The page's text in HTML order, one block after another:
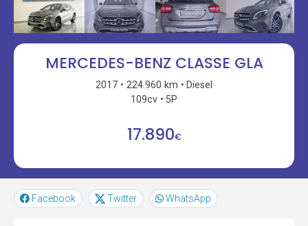
MERCEDES-BENZ CLASSE GLA
2017 224.960 km
Diesel
109cv
5P
17.890€
Facebook Twitter WhatsApp